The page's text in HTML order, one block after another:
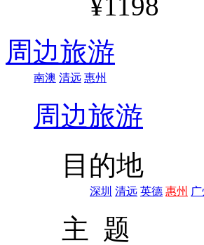
周边旅游
南澳 清远 惠州
周边旅游
目的地
深圳 清远 英德 惠州 广
主 题